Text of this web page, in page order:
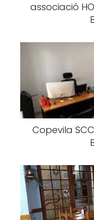
associació
Copevila